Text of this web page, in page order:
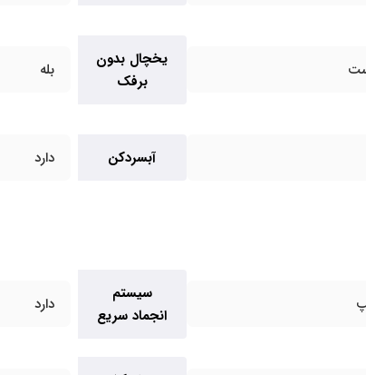
یخچال بدون
برفک
بله
آبسردکن دارد
سیستم
انجماد سریع
دارد